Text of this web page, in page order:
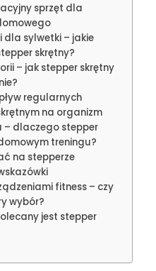
sprzęt dla
dla sylwetki – jakie
skrętny?
– jak stepper skrętny
regularnych
na organizm
– dlaczego stepper
treningu?
na stepperze
fitness – czy
wybór?
jest stepper